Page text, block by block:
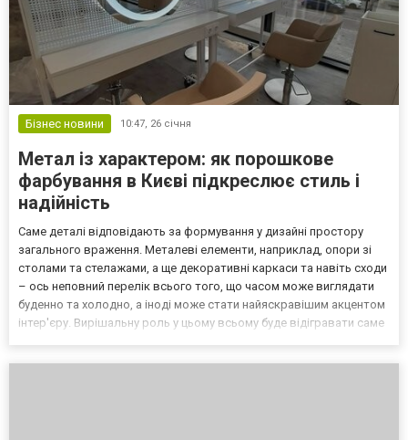
Бізнес новини 10:47, 26 січня
Метал із характером: як порошкове
фарбування в Києві підкреслює стиль і
надійність
Саме деталі відповідають за формування у дизайні простору
загального враження. Металеві елементи, наприклад, опори зі
столами та стелажами, а ще декоративні каркаси та навіть сходи
– ось неповний перелік всього того, що часом може виглядати
буденно та холодно, а іноді може стати найяскравішим акцентом
інтер'єру. Вирішальну роль у цьому всьому буде відігравати саме